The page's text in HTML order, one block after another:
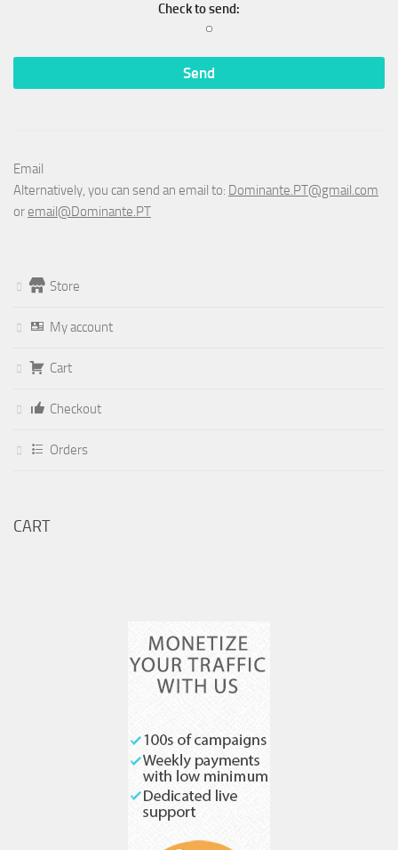
Check to send:
Email
Alternatively, you can send an email to: Dominante.PT@gmail.com
or email@Dominante.PT
Store
My account
Cart
Checkout
Orders
CART